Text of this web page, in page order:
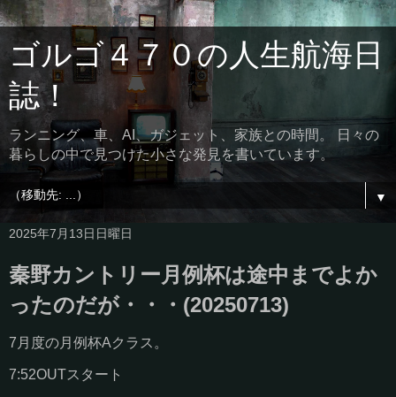
ゴルゴ４７０の人生航海日
誌！
ランニング、車、AI、ガジェット、家族との時間。 日々の
暮らしの中で見つけた小さな発見を書いています。
▼
2025年7月13日日曜日
秦野カントリー月例杯は途中までよか
ったのだが・・・(20250713)
7月度の月例杯Aクラス。
7:52OUTスタート